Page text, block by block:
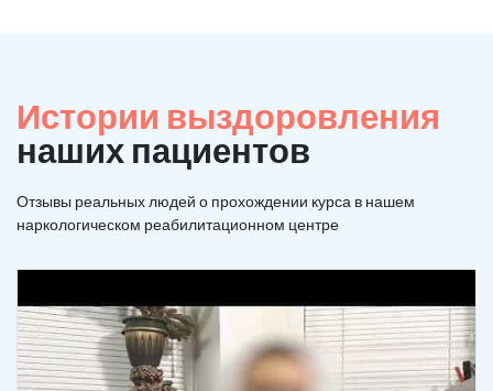
Истории выздоровления
наших пациентов
Отзывы реальных людей о прохождении курса в нашем
наркологическом реабилитационном центре